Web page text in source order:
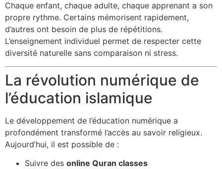
Chaque enfant, chaque adulte, chaque apprenant a son
propre rythme. Certains mémorisent rapidement,
d’autres ont besoin de plus de répétitions.
L’enseignement individuel permet de respecter cette
diversité naturelle sans comparaison ni stress.
La révolution numérique de
l’éducation islamique
Le développement de l’éducation numérique a
profondément transformé l’accès au savoir religieux.
Aujourd’hui, il est possible de :
Suivre des online Quran classes